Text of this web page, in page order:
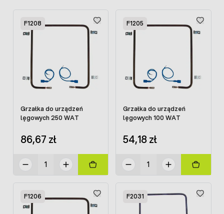
F1208
Grzałka do urządzeń
lęgowych 250 WAT
86,67 zł
F1205
Grzałka do urządzeń
lęgowych 100 WAT
54,18 zł
F1206 F2031